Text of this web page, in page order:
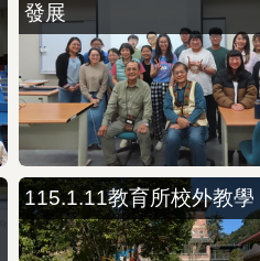
發展
115.1.11教育所校外教學